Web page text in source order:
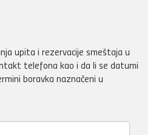
upita i rezervacije smeštaja u
telefona kao i da li se datumi
boravka naznačeni u